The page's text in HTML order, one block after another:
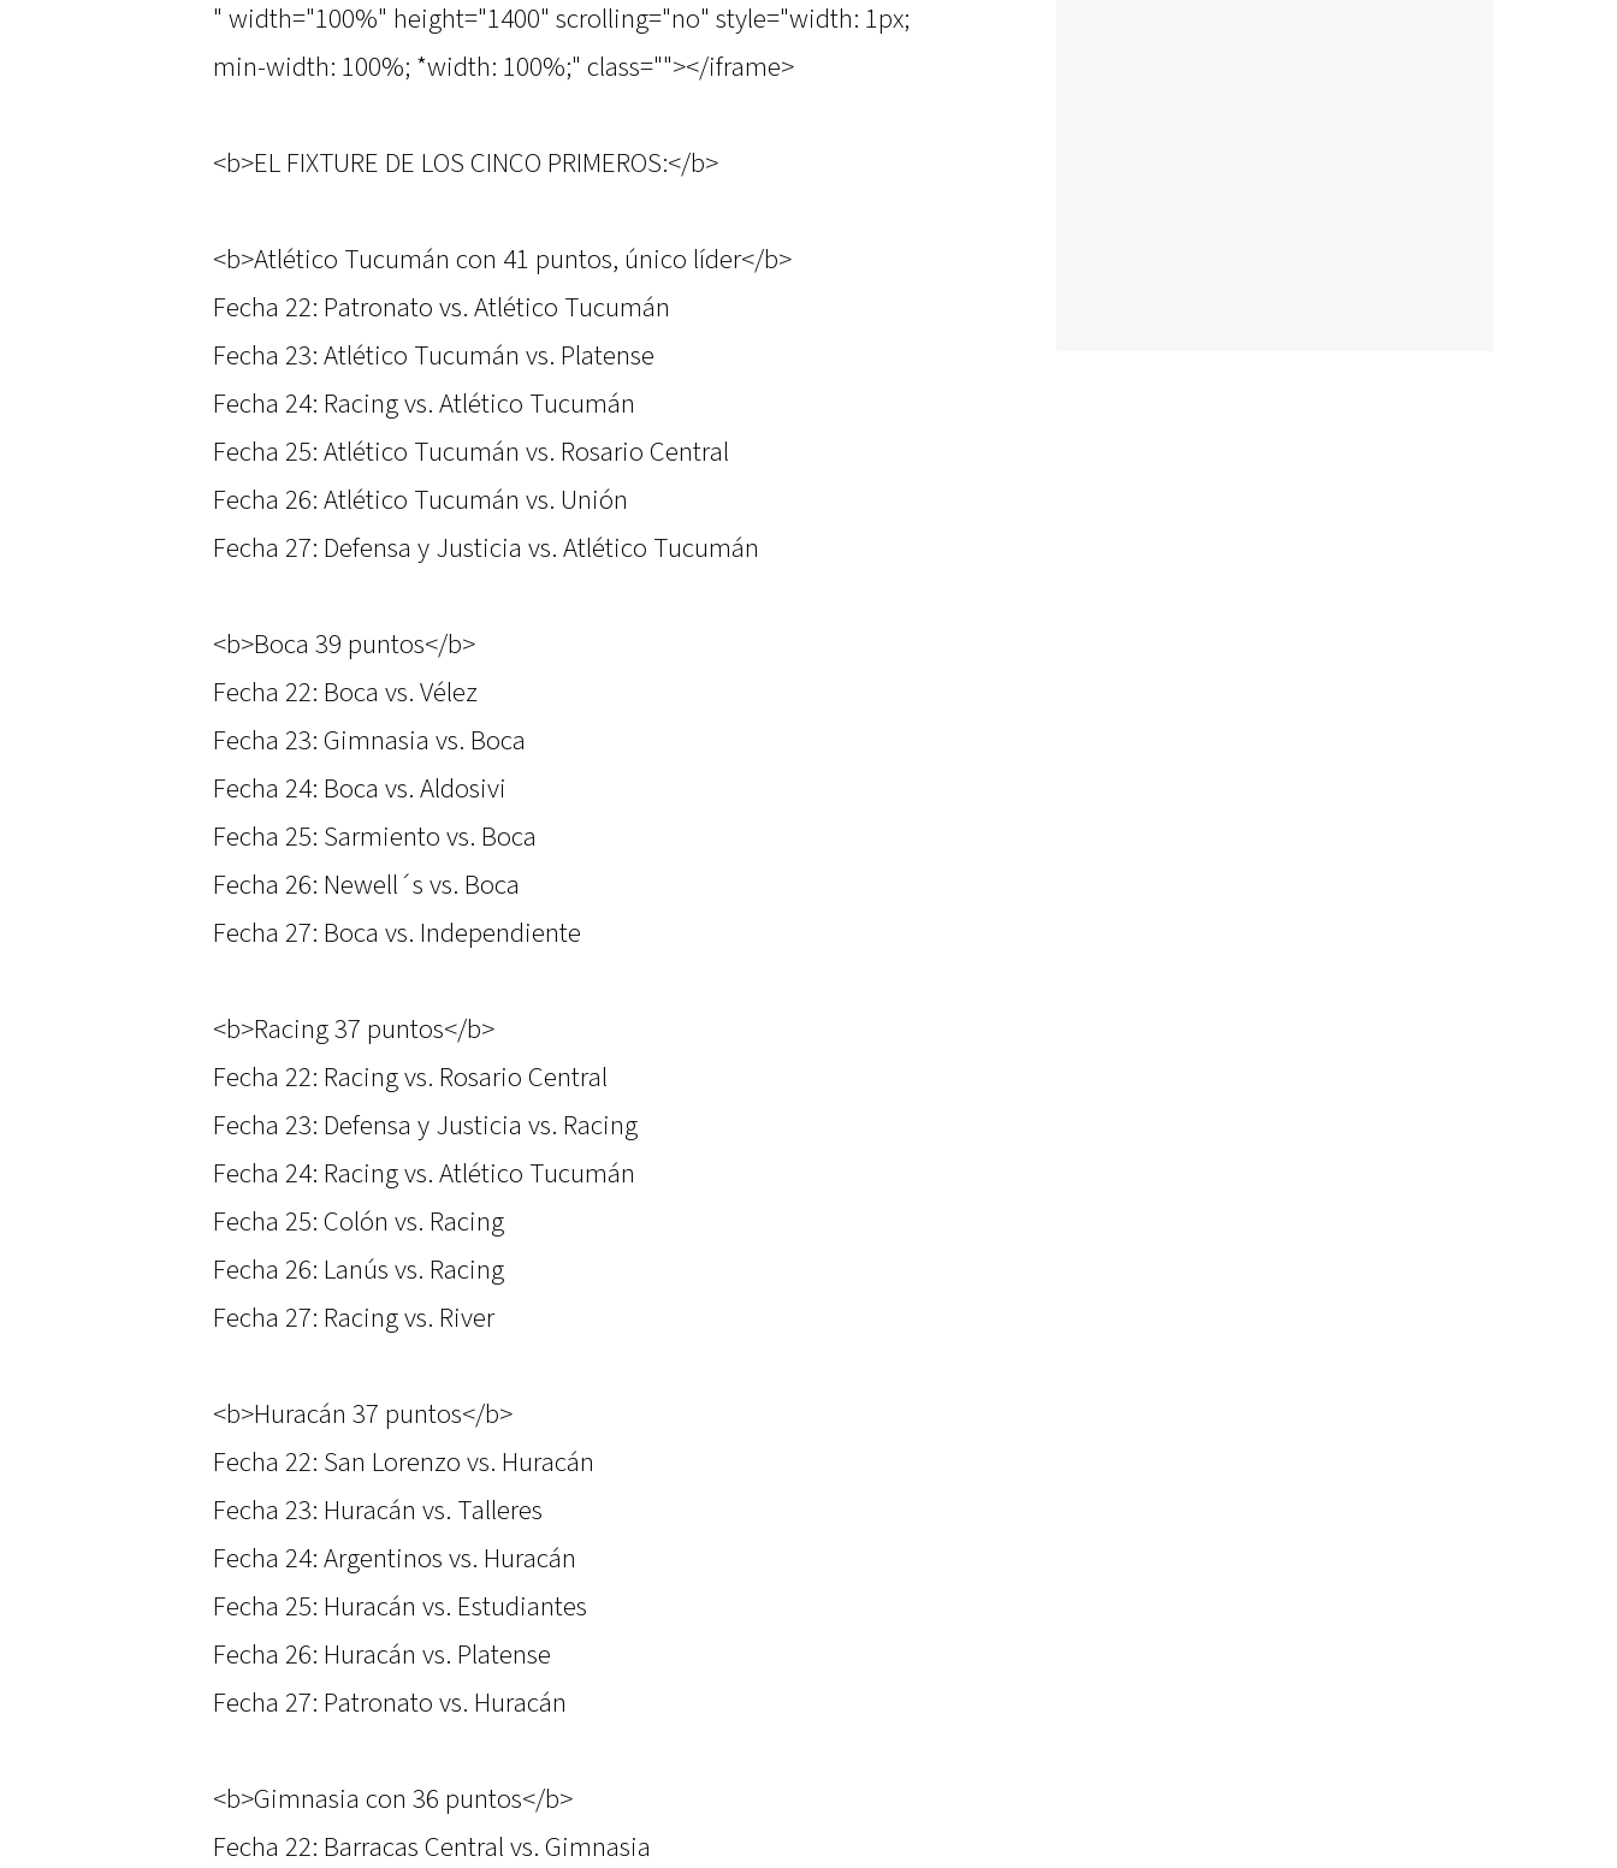
" width="100%" height="1400" scrolling="no" style="width: 1px;
min-width: 100%; *width: 100%;" class=""></iframe>
<b>EL FIXTURE DE LOS CINCO PRIMEROS:</b>
<b>Atlético Tucumán con 41 puntos, único líder</b>
Fecha 22: Patronato vs. Atlético Tucumán
Fecha 23: Atlético Tucumán vs. Platense
Fecha 24: Racing vs. Atlético Tucumán
Fecha 25: Atlético Tucumán vs. Rosario Central
Fecha 26: Atlético Tucumán vs. Unión
Fecha 27: Defensa y Justicia vs. Atlético Tucumán
<b>Boca 39 puntos</b>
Fecha 22: Boca vs. Vélez
Fecha 23: Gimnasia vs. Boca
Fecha 24: Boca vs. Aldosivi
Fecha 25: Sarmiento vs. Boca
Fecha 26: Newell´s vs. Boca
Fecha 27: Boca vs. Independiente
<b>Racing 37 puntos</b>
Fecha 22: Racing vs. Rosario Central
Fecha 23: Defensa y Justicia vs. Racing
Fecha 24: Racing vs. Atlético Tucumán
Fecha 25: Colón vs. Racing
Fecha 26: Lanús vs. Racing
Fecha 27: Racing vs. River
<b>Huracán 37 puntos</b>
Fecha 22: San Lorenzo vs. Huracán
Fecha 23: Huracán vs. Talleres
Fecha 24: Argentinos vs. Huracán
Fecha 25: Huracán vs. Estudiantes
Fecha 26: Huracán vs. Platense
Fecha 27: Patronato vs. Huracán
<b>Gimnasia con 36 puntos</b>
Fecha 22: Barracas Central vs. Gimnasia